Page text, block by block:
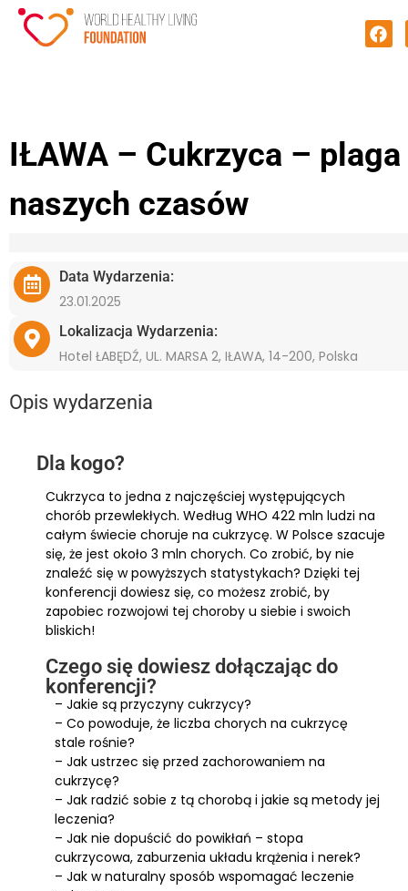
IŁAWA – Cukrzyca – plaga
naszych czasów
Data Wydarzenia:
23.01.2025
Lokalizacja Wydarzenia:
Hotel ŁABĘDŹ, UL. MARSA 2, IŁAWA, 14-200, Polska
Opis wydarzenia
Dla kogo?
Cukrzyca to jedna z najczęściej występujących
chorób przewlekłych. Według WHO 422 mln ludzi na
całym świecie choruje na cukrzycę. W Polsce szacuje
się, że jest około 3 mln chorych. Co zrobić, by nie
znaleźć się w powyższych statystykach? Dzięki tej
konferencji dowiesz się, co możesz zrobić, by
zapobiec rozwojowi tej choroby u siebie i swoich
bliskich!
Czego się dowiesz dołączając do
konferencji?
– Jakie są przyczyny cukrzycy?
– Co powoduje, że liczba chorych na cukrzycę
stale rośnie?
– Jak ustrzec się przed zachorowaniem na
cukrzycę?
– Jak radzić sobie z tą chorobą i jakie są metody jej
leczenia?
– Jak nie dopuścić do powikłań – stopa
cukrzycowa, zaburzenia układu krążenia i nerek?
– Jak w naturalny sposób wspomagać leczenie